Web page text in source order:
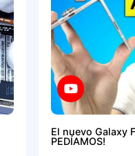
El nuevo Galaxy
PEDÍAMOS!